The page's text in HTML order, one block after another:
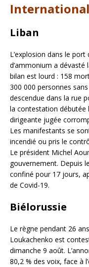
International
Liban
L’explosion dans le
d’ammonium a dévasté
bilan est lourd : 158
300 000 personnes
descendue dans la rue
la contestation débutée
dirigeante jugée
Les manifestants se
incendié ou pris le
Le président Michel
gouvernement. Depuis
confiné pour 17 jours,
de Covid-19.
Biélorussie
Le règne pendant 26
Loukachenko est
dimanche 9 août.
80,2 % des voix, face à